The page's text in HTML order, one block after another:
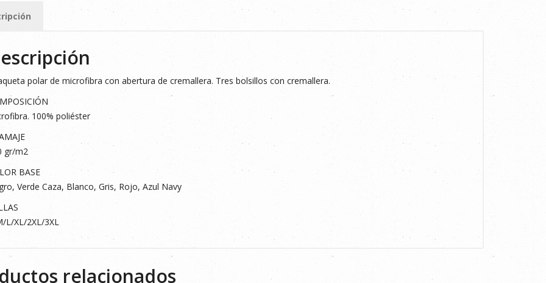
polar de microfibra con abertura de cremallera. Tres bolsillos con cremallera.
100% poliéster
gr/m2
BASE
Verde Caza, Blanco, Gris, Rojo, Azul Navy
L/XL/2XL/3XL
relacionados